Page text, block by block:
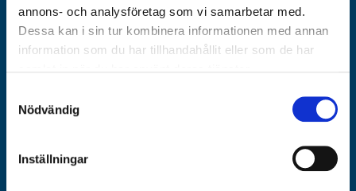
annons- och analysföretag som vi samarbetar med.
Dessa kan i sin tur kombinera informationen med annan
information som du har tillhandahållit eller som de har
Nödvändig
Inställningar
Registrera dig för de senaste nyheterna från Islamic Relief
SKICKA